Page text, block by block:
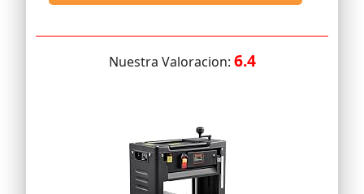
Nuestra Valoracion: 6.4